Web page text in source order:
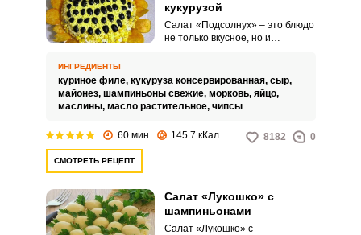
кукурузой
Салат «Подсолнух» – это блюдо
не только вкусное, но и
курицы, кукурузой и чипсами.
ИНГРЕДИЕНТЫ
куриное филе, кукуруза консервированная, сыр,
майонез, шампиньоны свежие, морковь, яйцо,
маслины, масло растительное, чипсы
60 мин 145.7 кКал 8182 0
СМОТРЕТЬ РЕЦЕПТ
Салат «Лукошко» с
шампиньонами
Салат «Лукошко» с